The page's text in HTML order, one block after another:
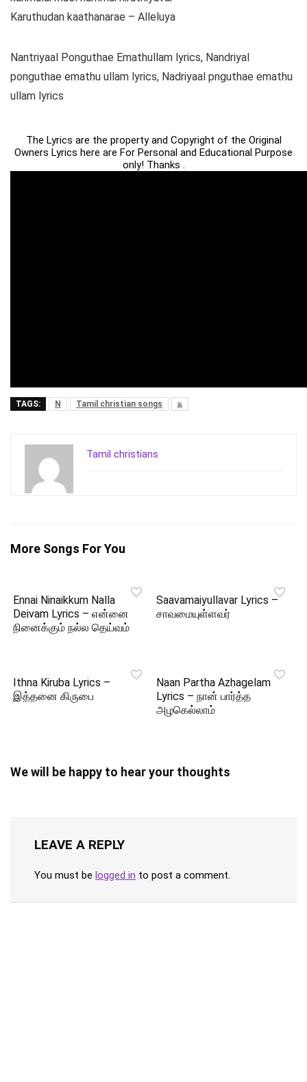
Karuthudan kaathanarae – Alleluya
Nantriyaal Ponguthae Emathullam lyrics, Nandriyal
ponguthae emathu ullam lyrics, Nadriyaal pnguthae emathu
ullam lyrics
The Lyrics are the property and Copyright of the Original
Owners Lyrics here are For Personal and Educational Purpose
only! Thanks .
TAGS: N Tamil christian songs ந
Tamil christians
More Songs For You
Ennai Ninaikkum Nalla
Deivam Lyrics – என்னை
நினைக்கும் நல்ல தெய்வம்
Saavamaiyullavar Lyrics –
சாவமையுள்ளவர்
Ithna Kiruba Lyrics –
இத்தனை கிருபை
Naan Partha Azhagelam
Lyrics – நான் பார்த்த
அழகெல்லாம்
We will be happy to hear your thoughts
LEAVE A REPLY
You must be logged in to post a comment.